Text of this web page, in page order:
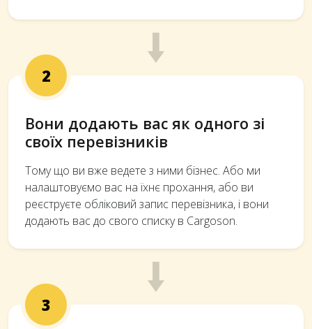
2
Вони додають вас як одного зі
своїх перевізників
Тому що ви вже ведете з ними бізнес. Або ми
налаштовуємо вас на їхнє прохання, або ви
реєструєте обліковий запис перевізника, і вони
додають вас до свого списку в Cargoson.
3